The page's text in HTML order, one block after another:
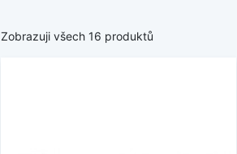
Zobrazuji všech 16 produktů